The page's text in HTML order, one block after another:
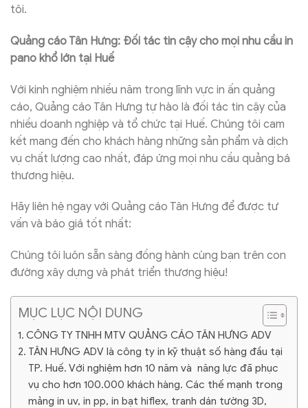
tôi.
Quảng cáo Tân Hưng: Đối tác tin cậy cho mọi nhu cầu in
pano khổ lớn tại Huế
Với kinh nghiệm nhiều năm trong lĩnh vực in ấn quảng
cáo, Quảng cáo Tân Hưng tự hào là đối tác tin cậy của
nhiều doanh nghiệp và tổ chức tại Huế. Chúng tôi cam
kết mang đến cho khách hàng những sản phẩm và dịch
vụ chất lượng cao nhất, đáp ứng mọi nhu cầu quảng bá
thương hiệu.
Hãy liên hệ ngay với Quảng cáo Tân Hưng để được tư
vấn và báo giá tốt nhất:
Chúng tôi luôn sẵn sàng đồng hành cùng bạn trên con
đường xây dựng và phát triển thương hiệu!
MỤC LỤC NỘI DUNG
CÔNG TY TNHH MTV QUẢNG CÁO TÂN HƯNG ADV
TÂN HƯNG ADV là công ty in kỹ thuật số hàng đầu tại
TP. Huế. Với nghiệm hơn 10 năm và năng lực đã phục
vụ cho hơn 100.000 khách hàng. Các thế mạnh trong
mảng in uv, in pp, in bạt hiflex, tranh dán tường 3D,